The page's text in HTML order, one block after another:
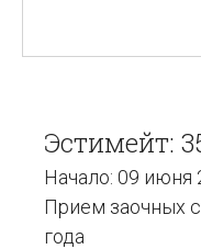
Эстимейт:
Начало: 09 июня
Прием заочных
года